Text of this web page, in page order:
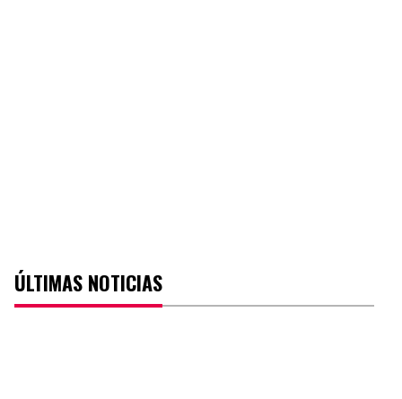
ÚLTIMAS NOTICIAS